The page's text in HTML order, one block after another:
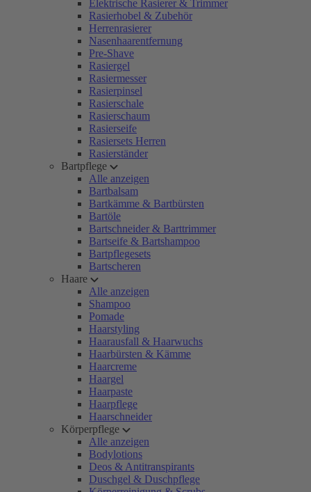
Elektrische Rasierer & Trimmer
Rasierhobel & Zubehör
Herrenrasierer
Nasenhaarentfernung
Pre-Shave
Rasiergel
Rasiermesser
Rasierpinsel
Rasierschale
Rasierschaum
Rasierseife
Rasiersets Herren
Rasierständer
Bartpflege
Alle anzeigen
Bartbalsam
Bartkämme & Bartbürsten
Bartöle
Bartschneider & Barttrimmer
Bartseife & Bartshampoo
Bartpflegesets
Bartscheren
Haare
Alle anzeigen
Shampoo
Pomade
Haarstyling
Haarausfall & Haarwuchs
Haarbürsten & Kämme
Haarcreme
Haargel
Haarpaste
Haarpflege
Haarschneider
Körperpflege
Alle anzeigen
Bodylotions
Deos & Antitranspirants
Duschgel & Duschpflege